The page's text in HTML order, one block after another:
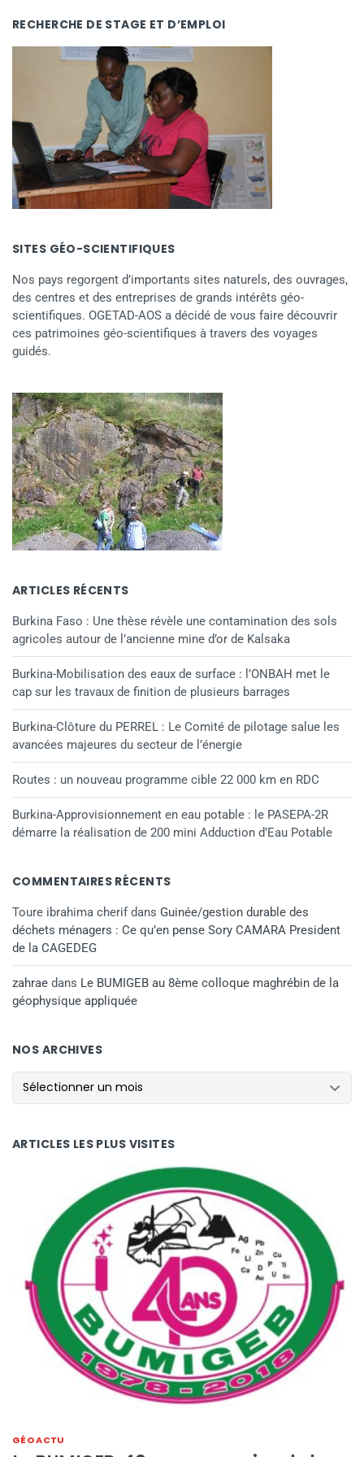
RECHERCHE DE STAGE ET D’EMPLOI
SITES GÉO-SCIENTIFIQUES
Nos pays regorgent d’importants sites naturels, des ouvrages,
des centres et des entreprises de grands intérêts géo-
scientifiques. OGETAD-AOS a décidé de vous faire découvrir
ces patrimoines géo-scientifiques à travers des voyages
guidés.
ARTICLES RÉCENTS
Burkina Faso : Une thèse révèle une contamination des sols
agricoles autour de l’ancienne mine d’or de Kalsaka
Burkina-Mobilisation des eaux de surface : l’ONBAH met le
cap sur les travaux de finition de plusieurs barrages
Burkina-Clôture du PERREL : Le Comité de pilotage salue les
avancées majeures du secteur de l’énergie
Routes : un nouveau programme cible 22 000 km en RDC
Burkina-Approvisionnement en eau potable : le PASEPA-2R
démarre la réalisation de 200 mini Adduction d’Eau Potable
COMMENTAIRES RÉCENTS
Toure ibrahima cherifdans Guinée/gestion durable des
déchets ménagers : Ce qu’en pense Sory CAMARA President
de la CAGEDEG
zahrae dans Le BUMIGEB au 8ème colloque maghrébin de la
géophysique appliquée
NOS ARCHIVES
NOS ARCHIVES
ARTICLES LES PLUS VISITES
GÉO ACTU